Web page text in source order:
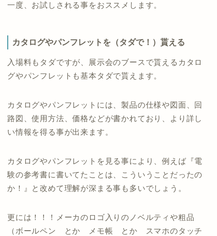
一度、お試しされる事をおススメします。
カタログやパンフレットを（タダで！）貰える
入場料もタダですが、展示会のブースで貰えるカタロ
グやパンフレットも基本タダで貰えます。
カタログやパンフレットには、製品の仕様や図面、回
路図、使用方法、価格などが書かれており、より詳し
い情報を得る事が出来ます。
カタログやパンフレットを見る事により、例えば『電
験の参考書に書いてたことは、こういうことだったの
か！』と改めて理解が深まる事も多いでしょう。
更には！！！メーカのロゴ入りのノベルティや粗品
（ボールペン とか メモ帳 とか スマホのタッチ